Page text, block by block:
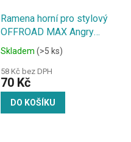
Ramena horní pro stylový
OFFROAD MAX Angry
Beast 1:18
Skladem (>5 ks)
58 Kč bez DPH
70 Kč
DO KOŠÍKU